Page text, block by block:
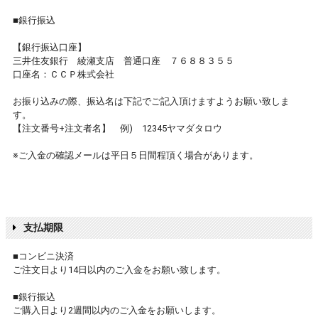
■銀行振込
【銀行振込口座】
三井住友銀行 綾瀬支店 普通口座 ７６８８３５５
口座名：ＣＣＰ株式会社
お振り込みの際、振込名は下記でご記入頂けますようお願い致しま
す。
【注文番号+注文者名】 例) 12345ヤマダタロウ
※ご入金の確認メールは平日５日間程頂く場合があります。
支払期限
■コンビニ決済
ご注文日より14日以内のご入金をお願い致します。
■銀行振込
ご購入日より2週間以内のご入金をお願いします。